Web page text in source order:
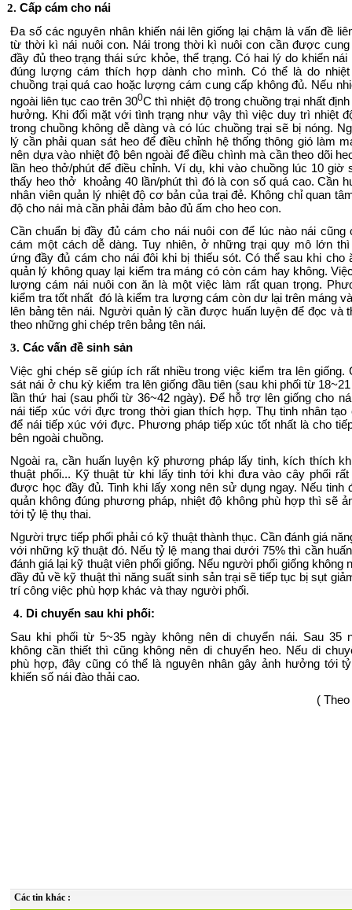
2. Cấp cám cho nái
Đa số các nguyên nhân khiến nái lên giống lại chậm là vấn đề
từ thời kì nái nuôi con. Nái trong thời kì nuôi con cần được
đầy đủ theo trạng thái sức khỏe, thể trạng. Có hai lý do khiến nái
đúng lượng cám thích hợp dành cho mình. Có thể là do
chuồng trại quá cao hoặc lượng cám cung cấp không đủ. Nếu
ngoài liên tục cao trên 300C thì nhiệt độ trong chuồng trại nhất
hưởng. Khi đối mặt với tình trạng như vậy thì việc duy trì nhiệt
trong chuồng không dễ dàng và có lúc chuồng trại sẽ bị nóng.
lý cần phải quan sát heo để điều chỉnh hệ thống thông gió làm
nên dựa vào nhiệt độ bên ngoài để điều chình mà cần theo dõi
lần heo thở/phút để điều chỉnh. Ví dụ, khi vào chuồng lúc 10 giờ
thấy heo thở khoảng 40 lần/phút thì đó là con số quá cao. Cần
nhân viên quản lý nhiệt độ cơ bản của trại đẻ. Không chỉ quan
độ cho nái mà cần phải đảm bảo đủ ấm cho heo con.
Cần chuẩn bị đầy đủ cám cho nái nuôi con để lúc nào nái cũng
cám một cách dễ dàng. Tuy nhiên, ở những trại quy mô lớn
ứng đầy đủ cám cho nái đôi khi bị thiếu sót. Có thể sau khi cho
quản lý không quay lại kiểm tra máng có còn cám hay không.
lượng cám nái nuôi con ăn là một việc làm rất quan trọng.
kiểm tra tốt nhất đó là kiểm tra lượng cám còn dư lại trên máng
lên bảng tên nái. Người quản lý cần được huấn luyện để đọc và
theo những ghi chép trên bảng tên nái.
3. Các vấn đề sinh sản
Việc ghi chép sẽ giúp ích rất nhiều trong việc kiểm tra lên giống.
sát nái ở chu kỳ kiểm tra lên giống đầu tiên (sau khi phối từ
lần thứ hai (sau phối từ 36~42 ngày). Để hỗ trợ lên giống cho
nái tiếp xúc với đực trong thời gian thích hợp. Thụ tinh nhân tạo
để nái tiếp xúc với đực. Phương pháp tiếp xúc tốt nhất là cho
bên ngoài chuồng.
Ngoài ra, cần huấn luyện kỹ phương pháp lấy tinh, kích thích
thuật phối... Kỹ thuật từ khi lấy tinh tới khi đưa vào cây phối rất
được học đầy đủ. Tinh khi lấy xong nên sử dụng ngay. Nếu tinh
quản không đúng phương pháp, nhiệt độ không phù hợp thì sẽ
tới tỷ lệ thụ thai.
Người trực tiếp phối phải có kỹ thuật thành thục. Cần đánh giá
với những kỹ thuật đó. Nếu tỷ lệ mang thai dưới 75% thì cần
đánh giá lại kỹ thuật viên phối giống. Nếu người phối giống không
đầy đủ về kỹ thuật thì năng suất sinh sản trại sẽ tiếp tục bị sụt
trí công việc phù hợp khác và thay người phối.
4. Di chuyển sau khi phối:
Sau khi phối từ 5~35 ngày không nên di chuyển nái. Sau 35
không cần thiết thì cũng không nên di chuyển heo. Nếu di
phù hợp, đây cũng có thể là nguyên nhân gây ảnh hưởng tới
khiến số nái đào thải cao.
( Theo
Các tin khác :